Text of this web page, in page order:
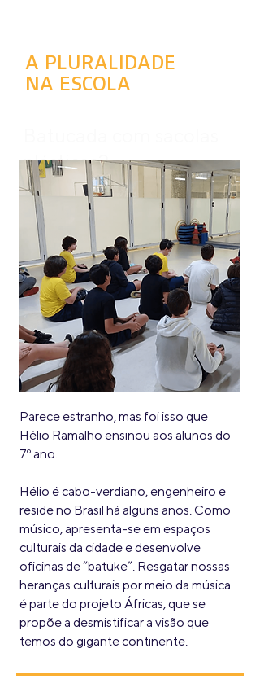
A PLURALIDADE
NA ESCOLA
plásticas?
Parece estranho, mas foi isso que
Hélio Ramalho ensinou aos alunos do
7º ano.
Hélio é cabo-verdiano, engenheiro e
reside no Brasil há alguns anos. Como
músico, apresenta-se em espaços
culturais da cidade e desenvolve
oficinas de “batuke”. Resgatar nossas
heranças culturais por meio da música
é parte do projeto Áfricas, que se
propõe a desmistificar a visão que
temos do gigante continente.